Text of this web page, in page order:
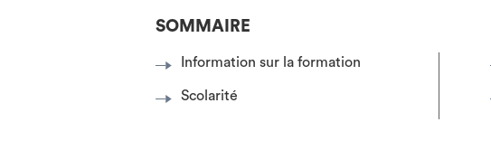
SOMMAIRE
Information sur la formation
Scolarité